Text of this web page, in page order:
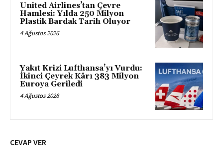
United Airlines’tan Çevre
Hamlesi: Yılda 250 Milyon
Plastik Bardak Tarih Oluyor
4 Ağustos 2026
Yakıt Krizi Lufthansa’yı Vurdu:
İkinci Çeyrek Kârı 383 Milyon
Euroya Geriledi
4 Ağustos 2026
CEVAP VER